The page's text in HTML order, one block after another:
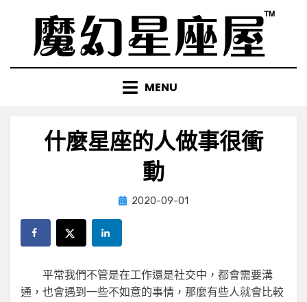
content
MENU
什麼星座的人做事很衝
動
by小編
Posted
2020-09-01
平常我們不管是在工作還是社交中，都會需要溝
通，也會遇到一些不如意的事情，那麼有些人就會比較